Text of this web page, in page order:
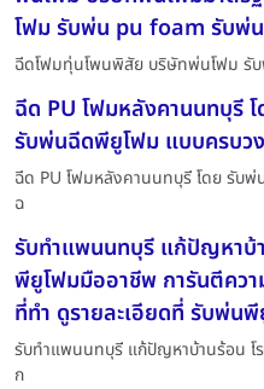
โฟม รับพ่น pu foam รับพ่
ฉีดโฟมทุ่นโพนพิสัย บริษัทพ่นโฟม รั
ฉีด PU โฟมหลังคานนทบุรี
รับพ่นฉีดพียูโฟม แบบครบว
ฉีด PU โฟมหลังคานนทบุรี โดย รับ
ฉ
รับทำแพนนทบุรี แก้ปัญหาบ้
พียูโฟมมืออาชีพ การันตีคว
ที่ทำ ดูรายละเอียดที่ รับพ่น
รับทำแพนนทบุรี แก้ปัญหาบ้านร้อน
ก